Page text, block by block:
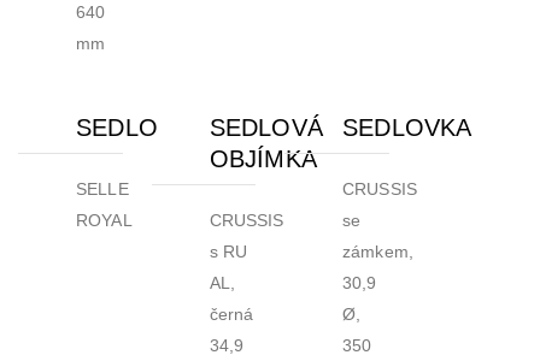
640
mm
SEDLO
SELLE
ROYAL
SEDLOVÁ
OBJÍMKA
CRUSSIS
s RU
AL,
černá
34,9
SEDLOVKA
CRUSSIS
se
zámkem,
30,9
Ø,
350